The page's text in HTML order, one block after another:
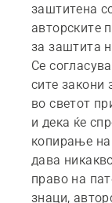
заштитена
авторските
за заштита
Се
сите закони
во светот
и дека ќе
копирање на
дава
право на
знаци,